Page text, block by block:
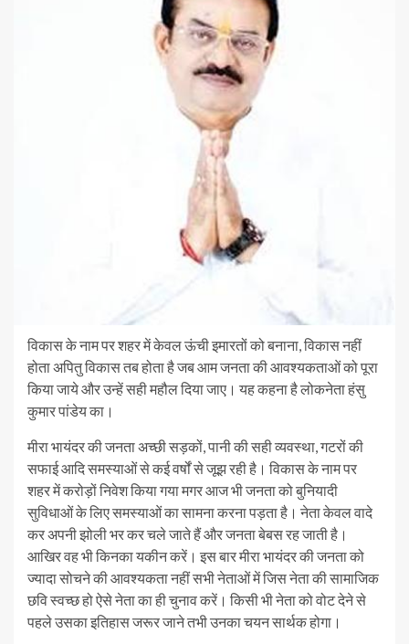
विकास के नाम पर शहर में केवल ऊंची इमारतों को बनाना, विकास नहीं
होता अपितु विकास तब होता है जब आम जनता की आवश्यकताओं को पूरा
किया जाये और उन्हें सही महौल दिया जाए। यह कहना है लोकनेता हंसु
कुमार पांडेय का।
मीरा भायंदर की जनता अच्छी सड़कों, पानी की सही व्यवस्था, गटरों की
सफाई आदि समस्याओं से कई वर्षों से जूझ रही है। विकास के नाम पर
शहर में करोड़ों निवेश किया गया मगर आज भी जनता को बुनियादी
सुविधाओं के लिए समस्याओं का सामना करना पड़ता है। नेता केवल वादे
कर अपनी झोली भर कर चले जाते हैं और जनता बेबस रह जाती है।
आखिर वह भी किनका यकीन करें। इस बार मीरा भायंदर की जनता को
ज्यादा सोचने की आवश्यकता नहीं सभी नेताओं में जिस नेता की सामाजिक
छवि स्वच्छ हो ऐसे नेता का ही चुनाव करें। किसी भी नेता को वोट देने से
पहले उसका इतिहास जरूर जाने तभी उनका चयन सार्थक होगा।